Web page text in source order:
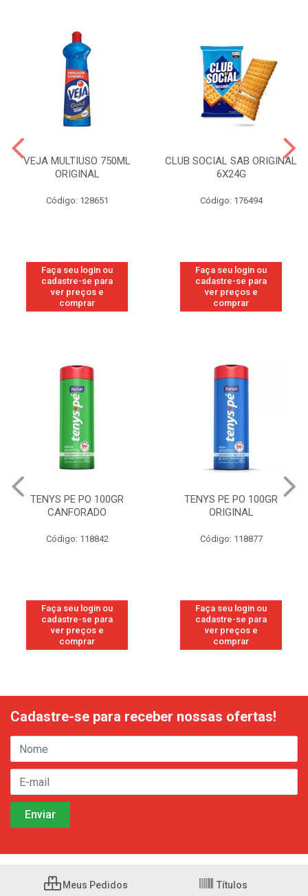
VEJA MULTIUSO 750ML
ORIGINAL
Código: 128651
Faça seu login ou
cadastre-se para
ver preços e
comprar
CLUB SOCIAL SAB ORIGINAL
6X24G
Código: 176494
Faça seu login ou
cadastre-se para
ver preços e
comprar
TENYS PE PO 100GR
CANFORADO
Código: 118842
Faça seu login ou
cadastre-se para
ver preços e
comprar
TENYS PE PO 100GR
ORIGINAL
Código: 118877
Faça seu login ou
cadastre-se para
ver preços e
comprar
Cadastre-se para receber nossas ofertas!
Meus Pedidos Títulos